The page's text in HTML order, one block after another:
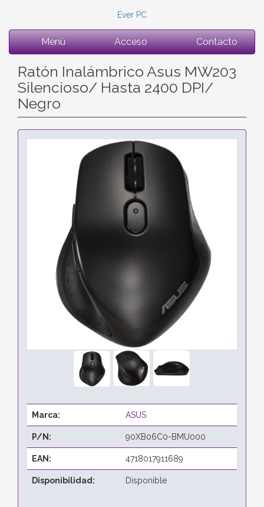
Ever PC
Menú Acceso Contacto
Ratón Inalámbrico Asus MW203
Silencioso/ Hasta 2400 DPI/
Negro
Marca: ASUS
P/N: 90XB06C0-BMU000
EAN: 4718017911689
Disponibilidad: Disponible